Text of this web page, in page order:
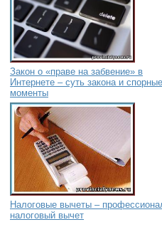
Закон о «праве на забвение» в
Интернете – суть закона и спорные
моменты
Налоговые вычеты –
налоговый вычет